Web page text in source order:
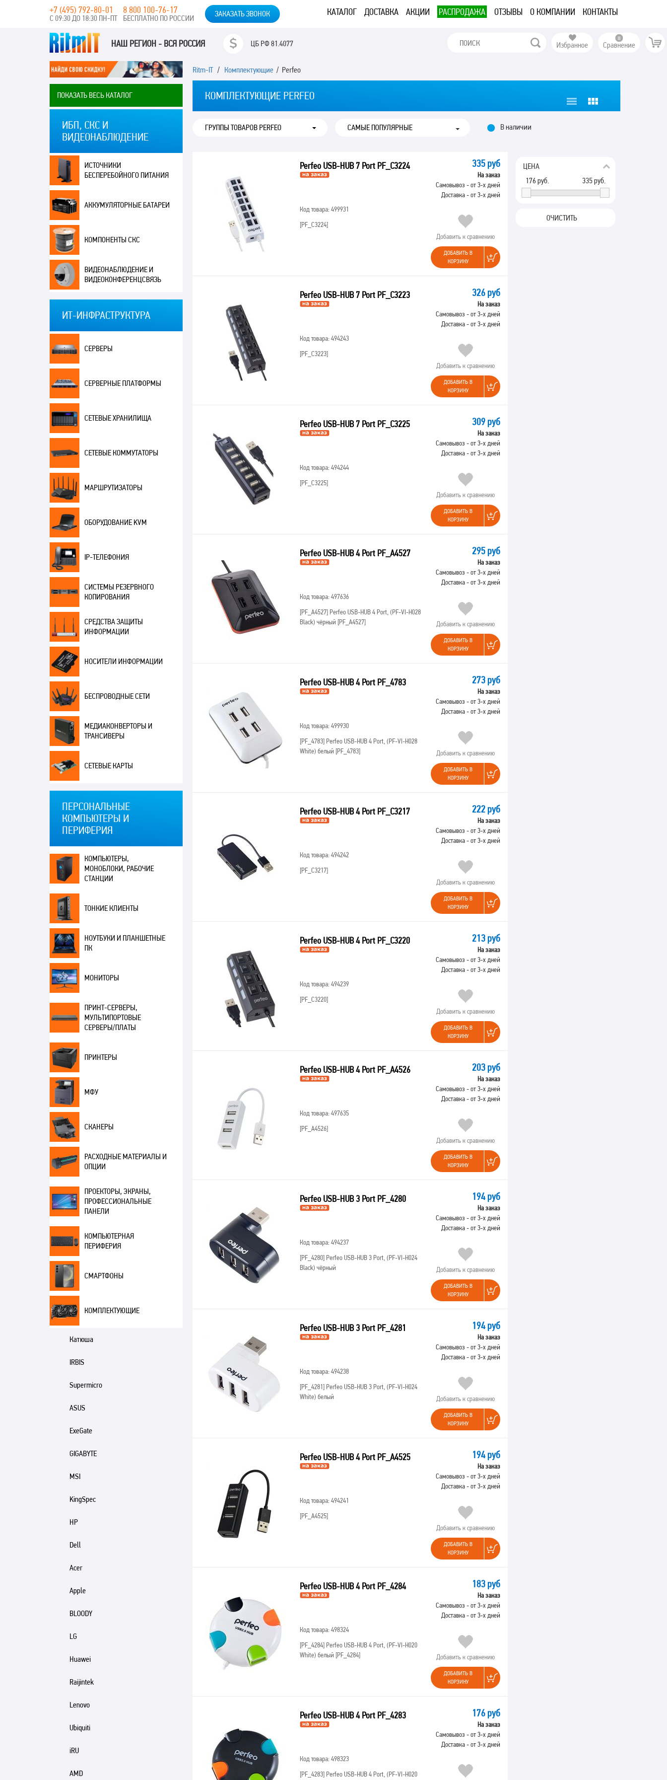
КАТАЛОГ ДОСТАВКА АКЦИИ РАСПРОДАЖА ОТЗЫВЫ О КОМПАНИИ КОНТАКТЫ
+7 (495) 792-80-01
С 09:30 ДО 18:30 ПН-ПТ
8 800 100-76-17
БЕСПЛАТНО ПО РОССИИ ЗАКАЗАТЬ ЗВОНОК
НАШ РЕГИОН - ВСЯ РОССИЯ ЦБ РФ81.4077 Избранное Сравнение
ПОКАЗАТЬ ВЕСЬ КАТАЛОГ
ИБП, СКС И
ВИДЕОНАБЛЮДЕНИЕ
ИСТОЧНИКИ
БЕСПЕРЕБОЙНОГО ПИТАНИЯ
АККУМУЛЯТОРНЫЕ БАТАРЕИ
КОМПОНЕНТЫ СКС
ВИДЕОНАБЛЮДЕНИЕ И
ВИДЕОКОНФЕРЕНЦСВЯЗЬ
ИТ-ИНФРАСТРУКТУРА
СЕРВЕРЫ
СЕРВЕРНЫЕ ПЛАТФОРМЫ
СЕТЕВЫЕ ХРАНИЛИЩА
СЕТЕВЫЕ КОММУТАТОРЫ
МАРШРУТИЗАТОРЫ
ОБОРУДОВАНИЕ KVM
IP-ТЕЛЕФОНИЯ
СИСТЕМЫ РЕЗЕРВНОГО
КОПИРОВАНИЯ
СРЕДСТВА ЗАЩИТЫ
ИНФОРМАЦИИ
НОСИТЕЛИ ИНФОРМАЦИИ
БЕСПРОВОДНЫЕ СЕТИ
МЕДИАКОНВЕРТОРЫ И
ТРАНСИВЕРЫ
СЕТЕВЫЕ КАРТЫ
ПЕРСОНАЛЬНЫЕ
КОМПЬЮТЕРЫ И
ПЕРИФЕРИЯ
КОМПЬЮТЕРЫ,
МОНОБЛОКИ, РАБОЧИЕ
СТАНЦИИ
ТОНКИЕ КЛИЕНТЫ
НОУТБУКИ И ПЛАНШЕТНЫЕ
ПК
МОНИТОРЫ
ПРИНТ-СЕРВЕРЫ,
МУЛЬТИПОРТОВЫЕ
СЕРВЕРЫ/ПЛАТЫ
ПРИНТЕРЫ
МФУ
СКАНЕРЫ
РАСХОДНЫЕ МАТЕРИАЛЫ И
ОПЦИИ
ПРОЕКТОРЫ, ЭКРАНЫ,
ПРОФЕССИОНАЛЬНЫЕ
ПАНЕЛИ
КОМПЬЮТЕРНАЯ
ПЕРИФЕРИЯ
СМАРТФОНЫ
КОМПЛЕКТУЮЩИЕ
Катюша
IRBIS
Supermicro
ASUS
ExeGate
GIGABYTE
MSI
KingSpec
HP
Dell
Acer
Apple
BLOODY
LG
Huawei
Raijintek
Lenovo
Ubiquiti
iRU
AMD
Ritm-IT/ Комплектующие / Perfeo
КОМПЛЕКТУЮЩИЕ PERFEO
ГРУППЫ ТОВАРОВ PERFEO В наличии
ЦЕНА
335руб.
176руб.
ОЧИСТИТЬ
Perfeo USB-HUB 7 Port PF_C3224
Код товара: 499931
[PF_C3224]
335 руб
На заказ
Самовывоз - от 3-х дней
Доставка - от 3-х дней
Добавить к сравнению
ДОБАВИТЬ В
КОРЗИНУ
Perfeo USB-HUB 7 Port PF_C3223
Код товара: 494243
[PF_C3223]
326 руб
На заказ
Самовывоз - от 3-х дней
Доставка - от 3-х дней
Добавить к сравнению
ДОБАВИТЬ В
КОРЗИНУ
Perfeo USB-HUB 7 Port PF_C3225
Код товара: 494244
[PF_C3225]
309 руб
На заказ
Самовывоз - от 3-х дней
Доставка - от 3-х дней
Добавить к сравнению
ДОБАВИТЬ В
КОРЗИНУ
Perfeo USB-HUB 4 Port PF_A4527
Код товара: 497636
[PF_A4527]Perfeo USB-HUB 4 Port, (PF-VI-H028
Black) чёрный [PF_A4527]
295 руб
На заказ
Самовывоз - от 3-х дней
Доставка - от 3-х дней
Добавить к сравнению
ДОБАВИТЬ В
КОРЗИНУ
Perfeo USB-HUB 4 Port PF_4783
Код товара: 499930
[PF_4783]Perfeo USB-HUB 4 Port, (PF-VI-H028
White) белый [PF_4783]
273 руб
На заказ
Самовывоз - от 3-х дней
Доставка - от 3-х дней
Добавить к сравнению
ДОБАВИТЬ В
КОРЗИНУ
Perfeo USB-HUB 4 Port PF_C3217
Код товара: 494242
[PF_C3217]
222 руб
На заказ
Самовывоз - от 3-х дней
Доставка - от 3-х дней
Добавить к сравнению
ДОБАВИТЬ В
КОРЗИНУ
Perfeo USB-HUB 4 Port PF_C3220
Код товара: 494239
[PF_C3220]
213 руб
На заказ
Самовывоз - от 3-х дней
Доставка - от 3-х дней
Добавить к сравнению
ДОБАВИТЬ В
КОРЗИНУ
Perfeo USB-HUB 4 Port PF_A4526
Код товара: 497635
[PF_A4526]
203 руб
На заказ
Самовывоз - от 3-х дней
Доставка - от 3-х дней
Добавить к сравнению
ДОБАВИТЬ В
КОРЗИНУ
Perfeo USB-HUB 3 Port PF_4280
Код товара: 494237
[PF_4280]Perfeo USB-HUB 3 Port, (PF-VI-H024
Black) чёрный
194 руб
На заказ
Самовывоз - от 3-х дней
Доставка - от 3-х дней
Добавить к сравнению
ДОБАВИТЬ В
КОРЗИНУ
Perfeo USB-HUB 3 Port PF_4281
Код товара: 494238
[PF_4281]Perfeo USB-HUB 3 Port, (PF-VI-H024
White) белый
194 руб
На заказ
Самовывоз - от 3-х дней
Доставка - от 3-х дней
Добавить к сравнению
ДОБАВИТЬ В
КОРЗИНУ
Perfeo USB-HUB 4 Port PF_A4525
Код товара: 494241
[PF_A4525]
194 руб
На заказ
Самовывоз - от 3-х дней
Доставка - от 3-х дней
Добавить к сравнению
ДОБАВИТЬ В
КОРЗИНУ
Perfeo USB-HUB 4 Port PF_4284
Код товара: 498324
[PF_4284]Perfeo USB-HUB 4 Port, (PF-VI-H020
White) белый [PF_4284]
183 руб
На заказ
Самовывоз - от 3-х дней
Доставка - от 3-х дней
Добавить к сравнению
ДОБАВИТЬ В
КОРЗИНУ
Perfeo USB-HUB 4 Port PF_4283
Код товара: 498323
[PF_4283]Perfeo USB-HUB 4 Port, (PF-VI-H020
176 руб
На заказ
Самовывоз - от 3-х дней
Доставка - от 3-х дней